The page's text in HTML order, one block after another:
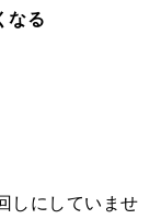
なる
しにしていませ